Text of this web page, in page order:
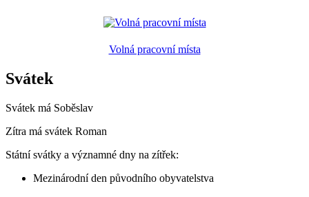
Volná pracovní místa
Svátek
Svátek má Soběslav
Zítra má svátek Roman
Státní svátky a významné dny na zítřek:
Mezinárodní den původního obyvatelstva